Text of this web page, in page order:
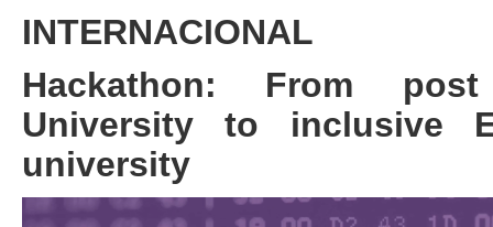
INTERNACIONAL
Hackathon: From post
University to inclusive
university